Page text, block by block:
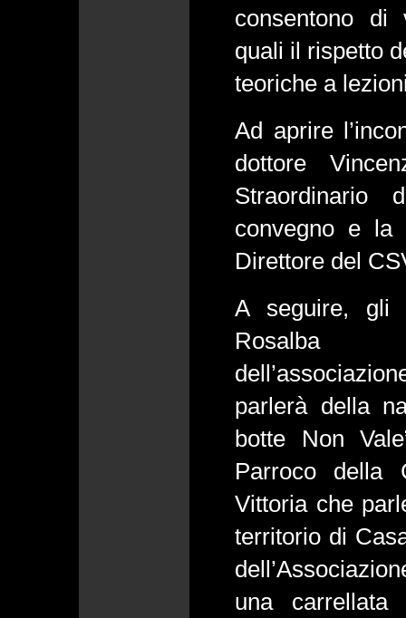
consentono di
quali il rispetto
teoriche a
Ad aprire
dottore
Straordinario
convegno e la
Direttore del
A seguire, gli
Rosalba
parlerà della
botte Non
Parroco della
Vittoria che
territorio di
una